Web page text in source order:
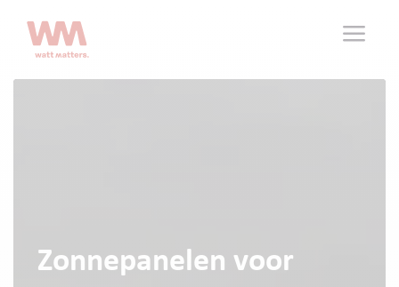
a
Zonnepanelen voor